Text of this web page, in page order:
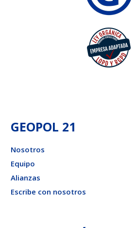
GEOPOL 21
Nosotros
Equipo
Alianzas
Escribe con nosotros